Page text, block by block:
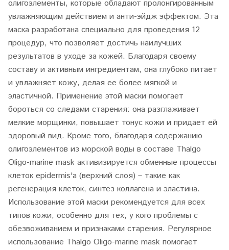
олигоэлементы, которые обладают пролонгированным
увлажняющим действием и анти-эйдж эффектом. Эта
маска разработана специально для проведения 12
процедур, что позволяет достичь наилучших
результатов в уходе за кожей. Благодаря своему
составу и активным ингредиентам, она глубоко питает
и увлажняет кожу, делая ее более мягкой и
эластичной. Применение этой маски помогает
бороться со следами старения: она разглаживает
мелкие морщинки, повышает тонус кожи и придает ей
здоровый вид. Кроме того, благодаря содержанию
олигоэлементов из морской воды в составe Thalgo
Oligo-marine mask активизируется обменные процессы
клеток epidermis'а (верхний слоя) – такие как
регенерация клеток, синтез коллагена и эластина.
Использование этой маски рекомендуется для всех
типов кожи, особенно для тех, у кого проблемы с
обезвоживанием и признаками старения. Регулярное
использование Thalgo Oligo-marine mask помогает